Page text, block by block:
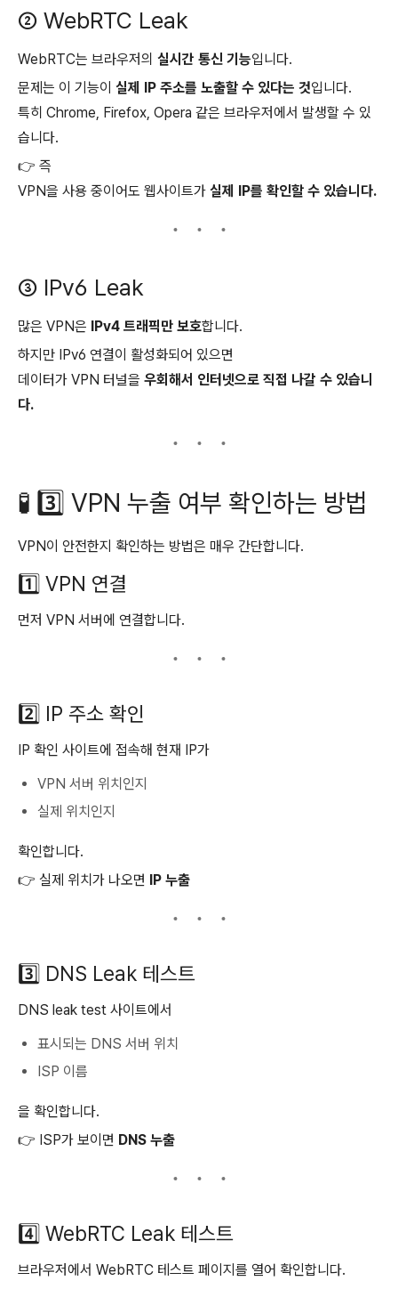
② WebRTC Leak
WebRTC는 브라우저의 실시간 통신 기능입니다.
문제는 이 기능이 실제 IP 주소를 노출할 수 있다는 것입니다.
특히 Chrome, Firefox, Opera 같은 브라우저에서 발생할 수 있
습니다.
👉 즉
VPN을 사용 중이어도 웹사이트가 실제 IP를 확인할 수 있습니다.
③ IPv6 Leak
많은 VPN은 IPv4 트래픽만 보호합니다.
하지만 IPv6 연결이 활성화되어 있으면
데이터가 VPN 터널을 우회해서 인터넷으로 직접 나갈 수 있습니
다.
🧪 3️⃣ VPN 누출 여부 확인하는 방법
VPN이 안전한지 확인하는 방법은 매우 간단합니다.
1️⃣ VPN 연결
먼저 VPN 서버에 연결합니다.
2️⃣ IP 주소 확인
IP 확인 사이트에 접속해 현재 IP가
VPN 서버 위치인지
실제 위치인지
확인합니다.
👉 실제 위치가 나오면 IP 누출
3️⃣ DNS Leak 테스트
DNS leak test 사이트에서
표시되는 DNS 서버 위치
ISP 이름
을 확인합니다.
👉 ISP가 보이면 DNS 누출
4️⃣ WebRTC Leak 테스트
브라우저에서 WebRTC 테스트 페이지를 열어 확인합니다.